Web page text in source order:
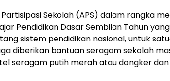
Sekolah (APS) dalam rangka
Pendidikan Dasar Sembilan Tahun
sistem pendidikan nasional, untuk
diberikan bantuan seragam sekolah
seragam putih merah atau dongker